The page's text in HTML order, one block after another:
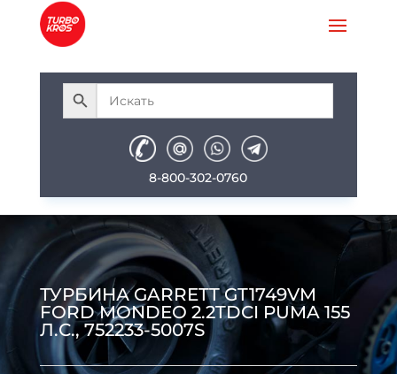
8-800-302-0760
ТУРБИНА GARRETT GT1749VM
FORD MONDEO 2.2TDCI PUMA 155
Л.С., 752233-5007S